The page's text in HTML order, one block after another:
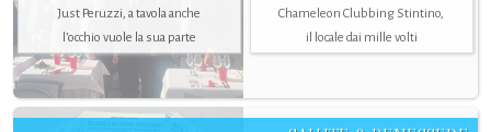
Just Peruzzi, a tavola anche
l’occhio vuole la sua parte
Chameleon Clubbing Stintino,
il locale dai mille volti